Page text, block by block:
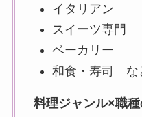
イタリアン
スイーツ専門
ベーカリー
和食・寿司 な
料理ジャンル×職